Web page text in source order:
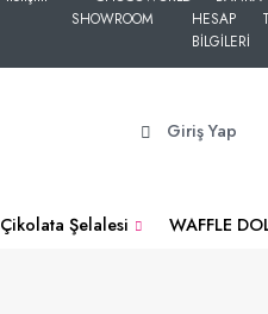
SHOWROOM
HESAP
BİLGİLERİ
Giriş Yap
Çikolata Şelalesi WAFFLE